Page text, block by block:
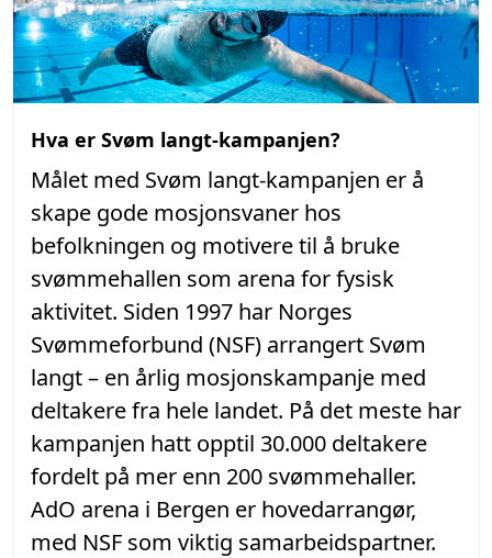
Hva er Svøm langt-kampanjen?
Målet med Svøm langt-kampanjen er å
skape gode mosjonsvaner hos
befolkningen og motivere til å bruke
svømmehallen som arena for fysisk
aktivitet. Siden 1997 har Norges
Svømmeforbund (NSF) arrangert Svøm
langt – en årlig mosjonskampanje med
deltakere fra hele landet. På det meste har
kampanjen hatt opptil 30.000 deltakere
fordelt på mer enn 200 svømmehaller.
AdO arena i Bergen er hovedarrangør,
med NSF som viktig samarbeidspartner.